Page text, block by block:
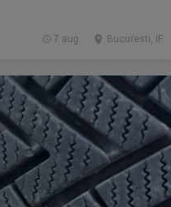
Bucuresti, IF
7 aug.